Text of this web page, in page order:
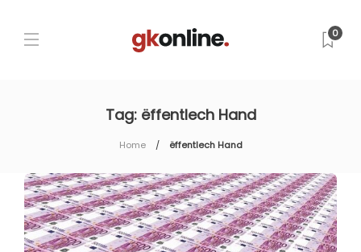
0
Tag: ëffentlech Hand
Home ëffentlech Hand